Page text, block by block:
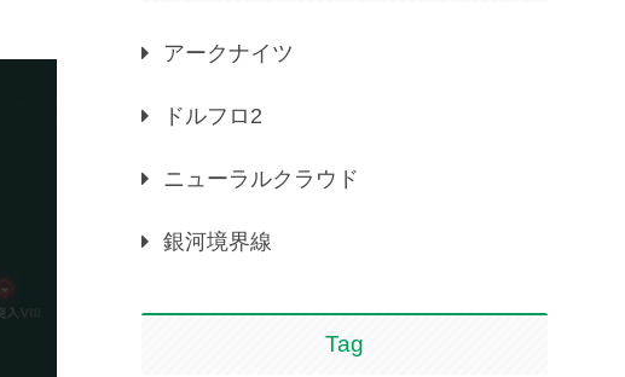
アークナイツ
ドルフロ2
ニューラルクラウド
銀河境界線
Tag